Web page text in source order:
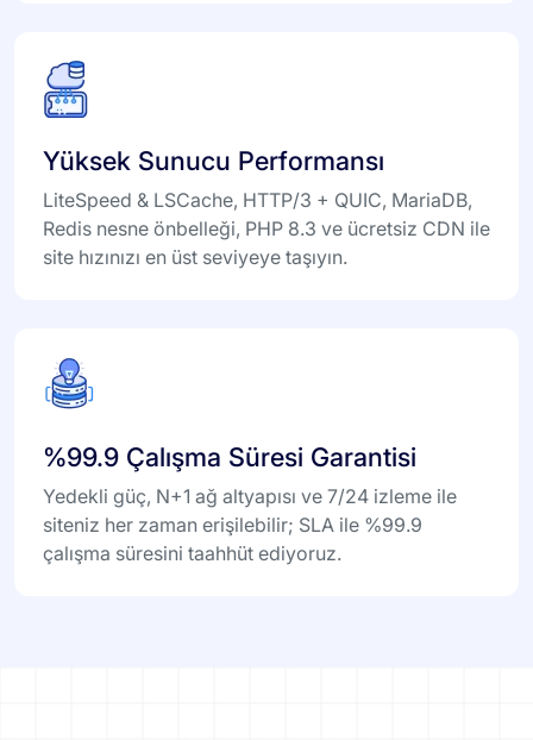
Yüksek Sunucu Performansı
LiteSpeed & LSCache, HTTP/3 + QUIC, MariaDB,
Redis nesne önbelleği, PHP 8.3 ve ücretsiz CDN ile
site hızınızı en üst seviyeye taşıyın.
%99.9 Çalışma Süresi Garantisi
Yedekli güç, N+1 ağ altyapısı ve 7/24 izleme ile
siteniz her zaman erişilebilir; SLA ile %99.9
çalışma süresini taahhüt ediyoruz.